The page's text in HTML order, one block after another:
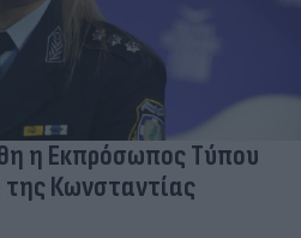
η Εκπρόσωπος Τύπου
Κωνσταντίας